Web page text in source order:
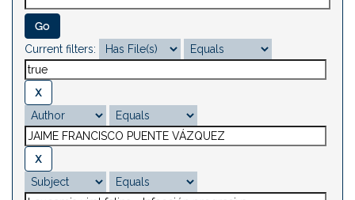
Current filters: